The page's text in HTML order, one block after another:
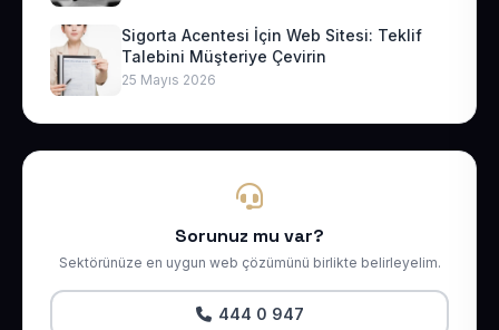
Sigorta Acentesi İçin Web Sitesi: Teklif
Talebini Müşteriye Çevirin
25 Mayıs 2026
Sorunuz mu var?
Sektörünüze en uygun web çözümünü birlikte belirleyelim.
444 0 947